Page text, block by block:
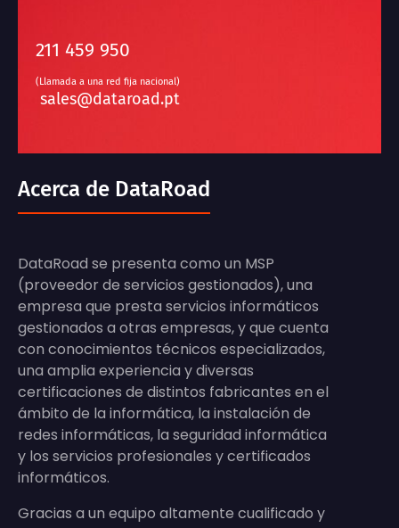
211 459 950
(Llamada a una red fija nacional)
sales@dataroad.pt
Acerca de DataRoad
DataRoad se presenta como un MSP
(proveedor de servicios gestionados), una
empresa que presta servicios informáticos
gestionados a otras empresas, y que cuenta
con conocimientos técnicos especializados,
una amplia experiencia y diversas
certificaciones de distintos fabricantes en el
ámbito de la informática, la instalación de
redes informáticas, la seguridad informática
y los servicios profesionales y certificados
informáticos.
Gracias a un equipo altamente cualificado y